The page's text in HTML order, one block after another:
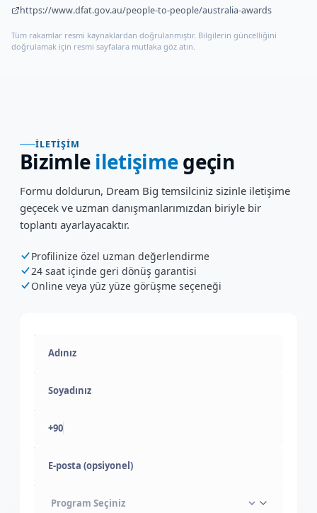
https://www.dfat.gov.au/people-to-people/australia-awards
Tüm rakamlar resmi kaynaklardan doğrulanmıştır. Bilgilerin güncelliğini
doğrulamak için resmi sayfalara mutlaka göz atın.
İLETIŞIM
Bizimle iletişimegeçin
Formu doldurun, Dream Big temsilciniz sizinle iletişime
geçecek ve uzman danışmanlarımızdan biriyle bir
toplantı ayarlayacaktır.
Profilinize özel uzman değerlendirme
24 saat içinde geri dönüş garantisi
Online veya yüz yüze görüşme seçeneği
+90
E-posta (opsiyonel)